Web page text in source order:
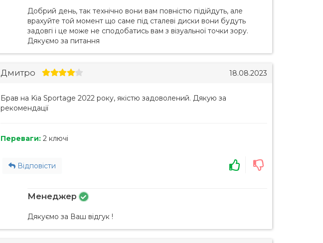
Добрий день, так технічно вони вам повністю підійдуть, але
врахуйте той момент що саме під сталеві диски вони будуть
задовгі і це може не сподобатись вам з візуальної точки зору.
Дякуємо за питання
Дмитро 18.08.2023
Брав на Kia Sportage 2022 року, якістю задоволений. Дякую за
рекомендації
Переваги: 2 ключі
Відповісти
Менеджер
Дякуємо за Ваш відгук !